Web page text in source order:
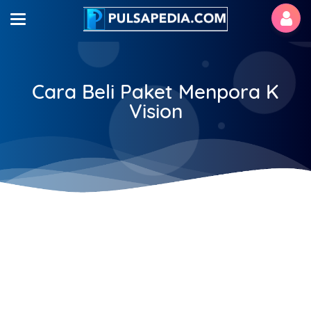
Cara Beli Paket Menpora K
Vision